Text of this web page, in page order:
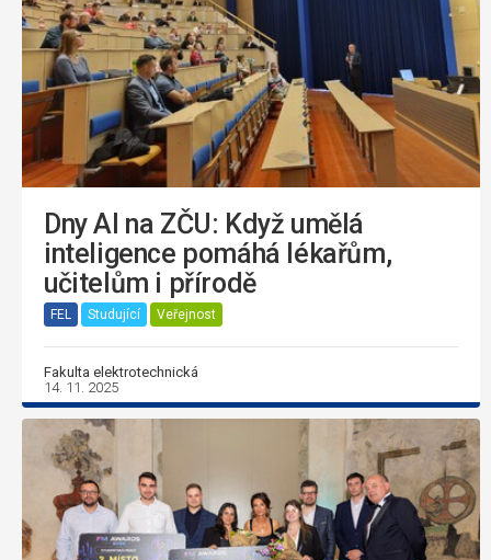
Dny AI na ZČU: Když umělá
inteligence pomáhá lékařům,
učitelům i přírodě
FEL Studující Veřejnost
Fakulta elektrotechnická
14. 11. 2025